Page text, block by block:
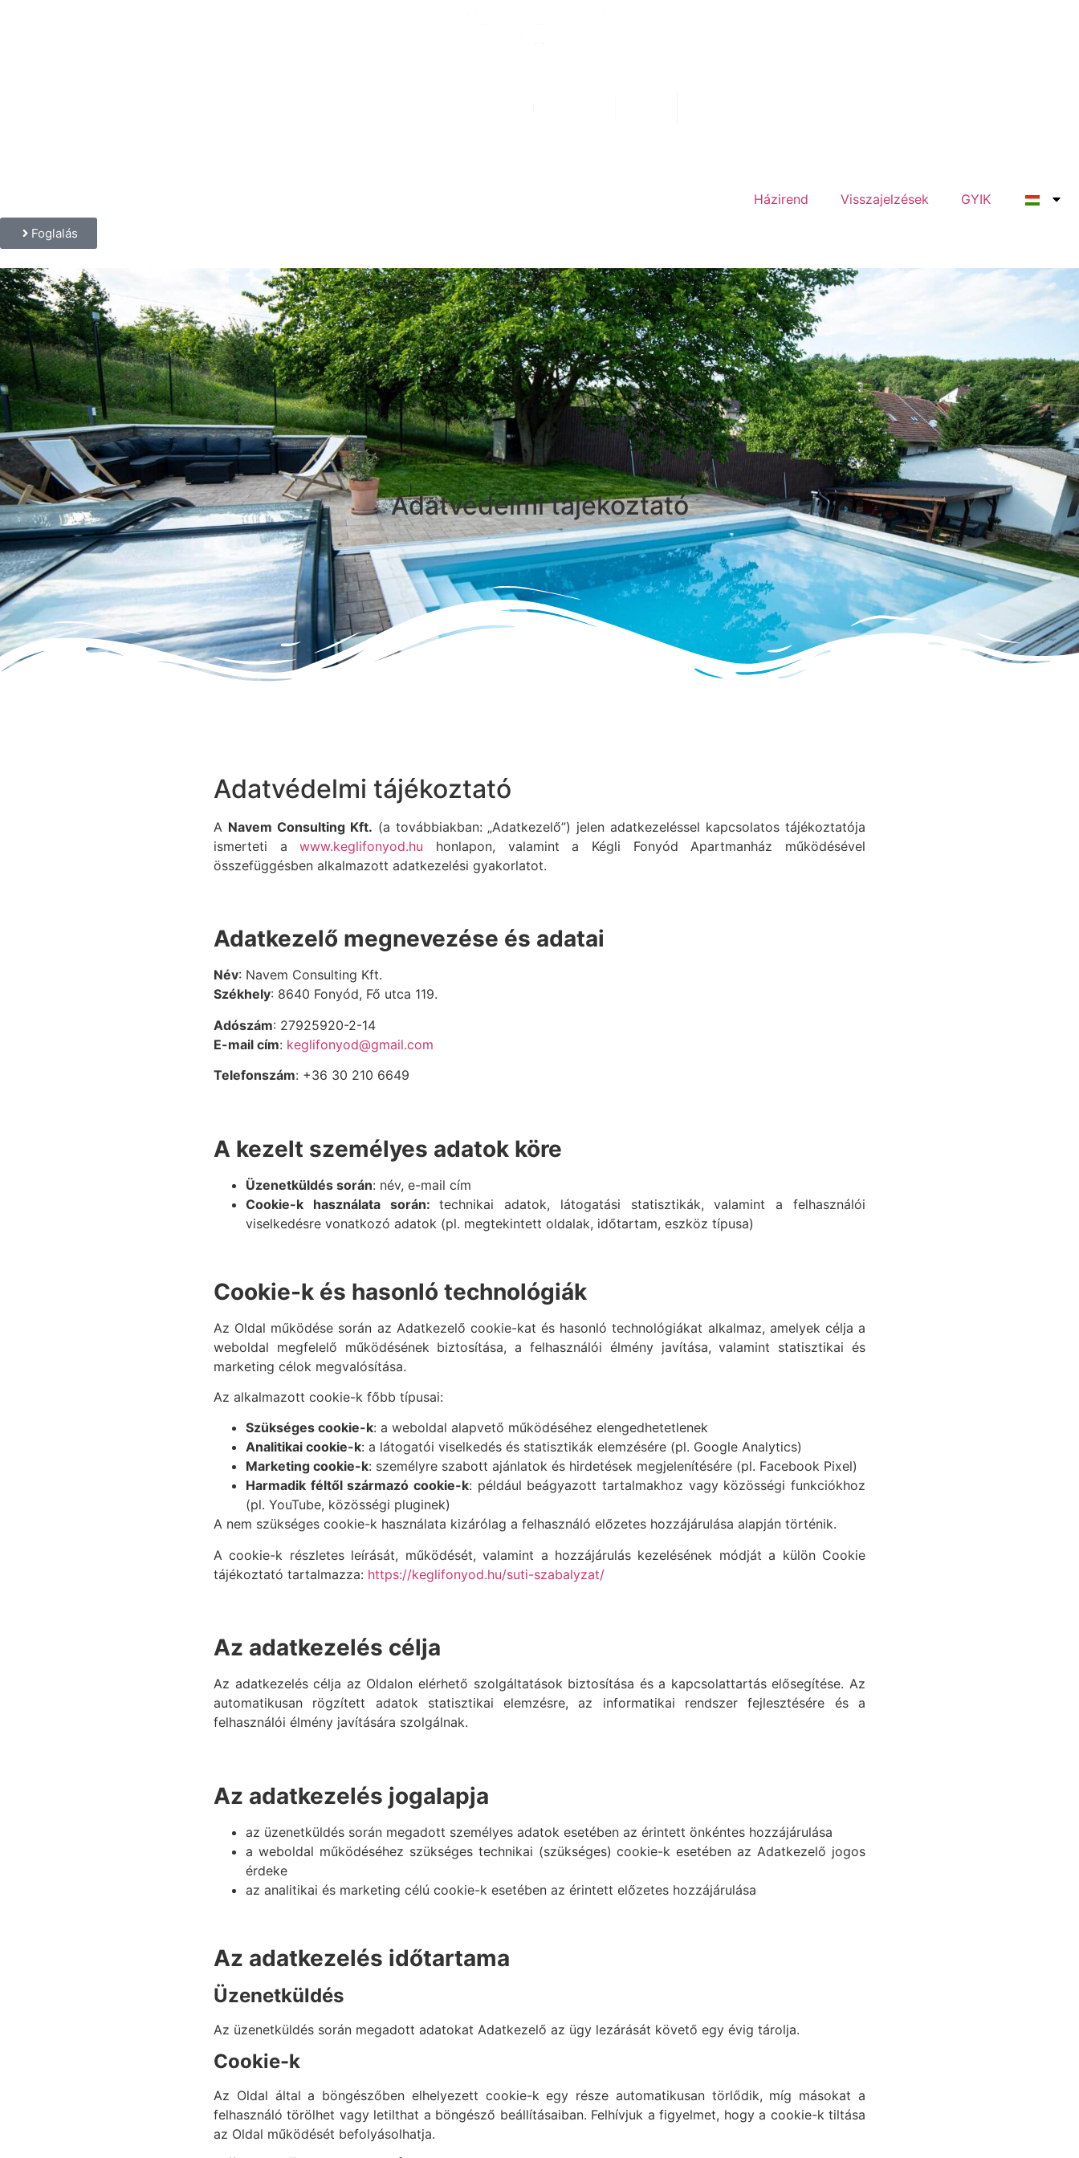
Házirend Visszajelzések GYIK
Foglalás
Adatvédelmi tájékoztató
Adatvédelmi tájékoztató
A Navem Consulting Kft. (a továbbiakban: „Adatkezelő”) jelen adatkezeléssel kapcsolatos tájékoztatója
ismerteti a
www.keglifonyod.hu honlapon, valamint a Kégli Fonyód Apartmanház működésével
összefüggésben alkalmazott adatkezelési gyakorlatot.
Adatkezelő megnevezése és adatai
Név: Navem Consulting Kft.
Székhely: 8640 Fonyód, Fő utca 119.
Adószám: 27925920-2-14
E-mail cím: keglifonyod@gmail.com
Telefonszám: +36 30 210 6649
A kezelt személyes adatok köre
Üzenetküldés során: név, e-mail cím
Cookie-k használata során:technikai adatok, látogatási statisztikák, valamint a felhasználói
viselkedésre vonatkozó adatok (pl. megtekintett oldalak, időtartam, eszköz típusa)
Cookie-k és hasonló technológiák
Az Oldal működése során az Adatkezelő cookie-kat és hasonló technológiákat alkalmaz, amelyek célja a
weboldal megfelelő működésének biztosítása, a felhasználói élmény javítása, valamint statisztikai és
marketing célok megvalósítása.
Az alkalmazott cookie-k főbb típusai:
Szükséges cookie-k: a weboldal alapvető működéséhez elengedhetetlenek
Analitikai cookie-k: a látogatói viselkedés és statisztikák elemzésére (pl. Google Analytics)
Marketing cookie-k: személyre szabott ajánlatok és hirdetések megjelenítésére (pl. Facebook Pixel)
Harmadik féltől származó cookie-k: például beágyazott tartalmakhoz vagy közösségi funkciókhoz
(pl. YouTube, közösségi pluginek)
A nem szükséges cookie-k használata kizárólag a felhasználó előzetes hozzájárulása alapján történik.
A cookie-k részletes leírását, működését, valamint a hozzájárulás kezelésének módját a külön Cookie
tájékoztató tartalmazza: https://keglifonyod.hu/suti-szabalyzat/
Az adatkezelés célja
Az adatkezelés célja az Oldalon elérhető szolgáltatások biztosítása és a kapcsolattartás elősegítése. Az
automatikusan rögzített adatok statisztikai elemzésre, az informatikai rendszer fejlesztésére és a
felhasználói élmény javítására szolgálnak.
Az adatkezelés jogalapja
az üzenetküldés során megadott személyes adatok esetében az érintett önkéntes hozzájárulása
a weboldal működéséhez szükséges technikai (szükséges) cookie-k esetében az Adatkezelő jogos
érdeke
az analitikai és marketing célú cookie-k esetében az érintett előzetes hozzájárulása
Az adatkezelés időtartama
Üzenetküldés
Az üzenetküldés során megadott adatokat Adatkezelő az ügy lezárását követő egy évig tárolja.
Cookie-k
Az Oldal által a böngészőben elhelyezett cookie-k egy része automatikusan törlődik, míg másokat a
felhasználó törölhet vagy letilthat a böngésző beállításaiban. Felhívjuk a figyelmet, hogy a cookie-k tiltása
az Oldal működését befolyásolhatja.